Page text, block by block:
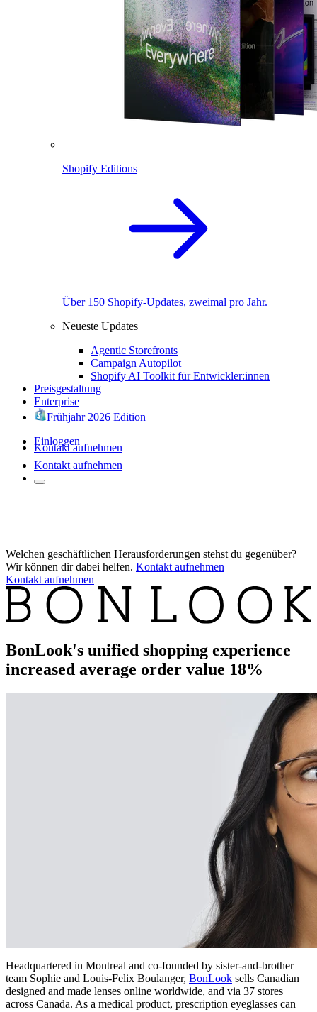
Shopify Editions
Über 150 Shopify-Updates, zweimal pro Jahr.
Neueste Updates
Agentic Storefronts
Campaign Autopilot
Shopify AI Toolkit für Entwickler:innen
Preisgestaltung
Enterprise
Frühjahr 2026 Edition
Einloggen
Kontakt aufnehmen
Kontakt aufnehmen
Welchen geschäftlichen Herausforderungen stehst du gegenüber?
Wir können dir dabei helfen. Kontakt aufnehmen
Kontakt aufnehmen
BonLook's unified shopping experience
increased average order value 18%
Headquartered in Montreal and co-founded by sister-and-brother
team Sophie and Louis-Felix Boulanger, BonLook sells Canadian
designed and made lenses online worldwide, and via 37 stores
across Canada. As a medical product, prescription eyeglasses can